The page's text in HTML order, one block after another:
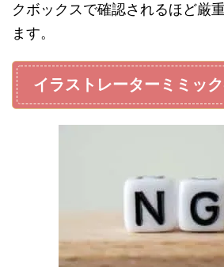
クボックスで確認されるほど厳
ます。
イラストレーターミミッ